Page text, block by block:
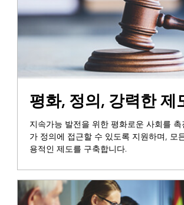
평화, 정의, 강력한 제
지속가능 발전을 위한 평화로운 사회를
가 정의에 접근할 수 있도록 지원하며, 모
용적인 제도를 구축합니다.